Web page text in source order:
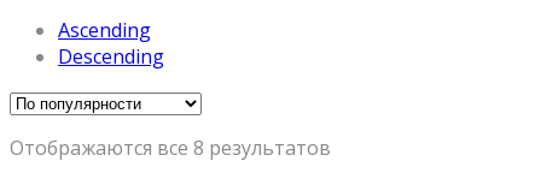
Ascending
Descending
Отображаются все 8 результатов